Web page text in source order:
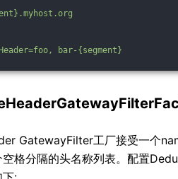
bar-{segment}
GatewayFilter工厂接受一个
格分隔的头名称列表。配置